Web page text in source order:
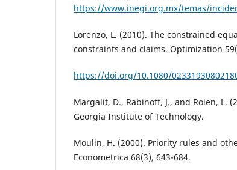
https://www.inegi.org.mx/temas/
Lorenzo, L. (2010). The constrained
constraints and claims. Optimization
https://doi.org/10.1080/
Margalit, D., Rabinoff, J., and Rolen, L.
Georgia Institute of Technology.
Moulin, H. (2000). Priority rules and
Econometrica 68(3), 643-684.